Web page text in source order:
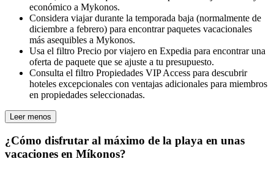
económico a Mykonos.
Considera viajar durante la temporada baja (normalmente de
diciembre a febrero) para encontrar paquetes vacacionales
más asequibles a Mykonos.
Usa el filtro Precio por viajero en Expedia para encontrar una
oferta de paquete que se ajuste a tu presupuesto.
Consulta el filtro Propiedades VIP Access para descubrir
hoteles excepcionales con ventajas adicionales para miembros
en propiedades seleccionadas.
Leer menos
¿Cómo disfrutar al máximo de la playa en unas
vacaciones en Míkonos?